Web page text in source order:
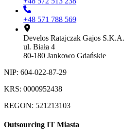
+48 571 788 569
Develos Ratajczak Gajos S.K.A.
ul. Biała 4
80-180 Jankowo Gdańskie
NIP: 604-022-87-29
KRS: 0000952438
REGON: 521213103
Outsourcing IT Miasta